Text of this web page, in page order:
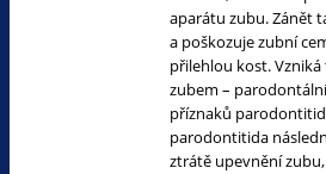
aparátu zubu. Zánět
a poškozuje zubní
přilehlou kost.
zubem –
příznaků
parodontitida
ztrátě upevnění